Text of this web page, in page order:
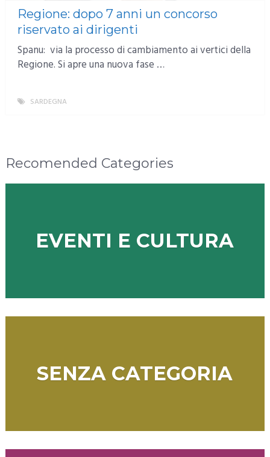
Regione: dopo 7 anni un concorso
riservato ai dirigenti
Spanu: via la processo di cambiamento ai vertici della
Regione. Si apre una nuova fase …
SARDEGNA
Recomended Categories
EVENTI E CULTURA
SENZA CATEGORIA